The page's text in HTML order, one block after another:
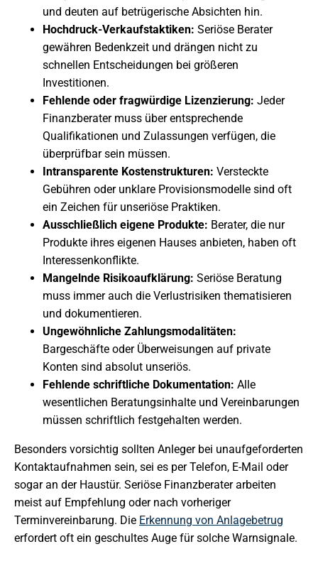
und deuten auf betrügerische Absichten hin.
Hochdruck-Verkaufstaktiken: Seriöse Berater
gewähren Bedenkzeit und drängen nicht zu
schnellen Entscheidungen bei größeren
Investitionen.
Fehlende oder fragwürdige Lizenzierung: Jeder
Finanzberater muss über entsprechende
Qualifikationen und Zulassungen verfügen, die
überprüfbar sein müssen.
Intransparente Kostenstrukturen: Versteckte
Gebühren oder unklare Provisionsmodelle sind oft
ein Zeichen für unseriöse Praktiken.
Ausschließlich eigene Produkte: Berater, die nur
Produkte ihres eigenen Hauses anbieten, haben oft
Interessenkonflikte.
Mangelnde Risikoaufklärung: Seriöse Beratung
muss immer auch die Verlustrisiken thematisieren
und dokumentieren.
Ungewöhnliche Zahlungsmodalitäten:
Bargeschäfte oder Überweisungen auf private
Konten sind absolut unseriös.
Fehlende schriftliche Dokumentation: Alle
wesentlichen Beratungsinhalte und Vereinbarungen
müssen schriftlich festgehalten werden.
Besonders vorsichtig sollten Anleger bei unaufgeforderten
Kontaktaufnahmen sein, sei es per Telefon, E-Mail oder
sogar an der Haustür. Seriöse Finanzberater arbeiten
meist auf Empfehlung oder nach vorheriger
Terminvereinbarung. Die Erkennung von Anlagebetrug
erfordert oft ein geschultes Auge für solche Warnsignale.